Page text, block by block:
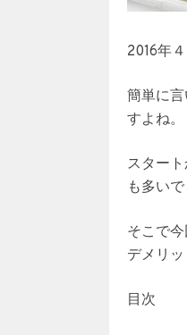
2016年
簡単に
すよね。
スター
も多い
そこで
デメリ
目次